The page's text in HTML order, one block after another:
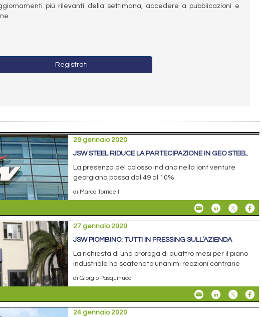
più rilevanti della settimana, accedere a pubblicazioni e
Registrati
29 gennaio 2020
JSW STEEL RIDUCE LA PARTECIPAZIONE IN GEO STEEL
La presenza del colosso indiano nella jont venture
georgiana passa dal 49 al 10%
di Marco Torricelli
27 gennaio 2020
JSW PIOMBINO: TUTTI IN PRESSING SULL’AZIENDA
La richiesta di una proroga di quattro mesi per il piano
industriale ha scatenato unanimi reazioni contrarie
di Giorgio Pasquinucci
24 gennaio 2020